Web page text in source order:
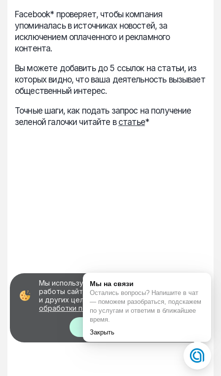
Facebook* проверяет, чтобы компания
упоминалась в источниках новостей, за
исключением оплаченного и рекламного
контента.
Вы можете добавить до 5 ссылок на статьи, из
которых видно, что ваша деятельность вызывает
общественный интерес.
Точные шаги, как подать запрос на получение
зеленой галочки читайте в статье*
Мы используем файлы cookie для корректной
работы сайта, персонализации пользователей
и других целей, предусмотренныхполитикой
обработки персональных данных